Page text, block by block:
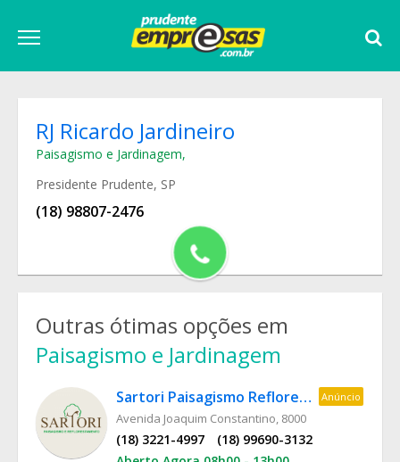
RJ Ricardo Jardineiro
Paisagismo e Jardinagem,
Presidente Prudente, SP
(18) 98807-2476
Outras ótimas opções em
Paisagismo e Jardinagem
Sartori Paisagismo Reflorestamento Anúncio
Avenida Joaquim Constantino, 8000
(18) 3221-4997
(18) 99690-3132